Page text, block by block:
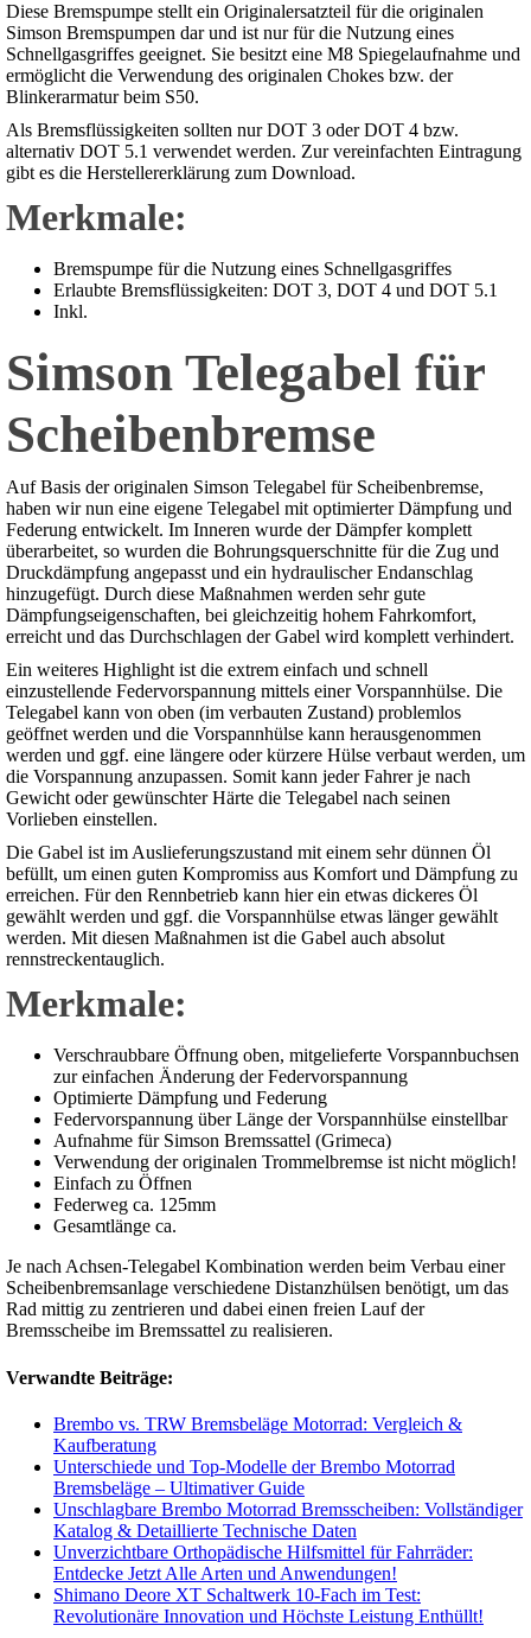
Diese Bremspumpe stellt ein Originalersatzteil für die originalen
Simson Bremspumpen dar und ist nur für die Nutzung eines
Schnellgasgriffes geeignet. Sie besitzt eine M8 Spiegelaufnahme und
ermöglicht die Verwendung des originalen Chokes bzw. der
Blinkerarmatur beim S50.
Als Bremsflüssigkeiten sollten nur DOT 3 oder DOT 4 bzw.
alternativ DOT 5.1 verwendet werden. Zur vereinfachten Eintragung
gibt es die Herstellererklärung zum Download.
Merkmale:
Bremspumpe für die Nutzung eines Schnellgasgriffes
Erlaubte Bremsflüssigkeiten: DOT 3, DOT 4 und DOT 5.1
Inkl.
Simson Telegabel für
Scheibenbremse
Auf Basis der originalen Simson Telegabel für Scheibenbremse,
haben wir nun eine eigene Telegabel mit optimierter Dämpfung und
Federung entwickelt. Im Inneren wurde der Dämpfer komplett
überarbeitet, so wurden die Bohrungsquerschnitte für die Zug und
Druckdämpfung angepasst und ein hydraulischer Endanschlag
hinzugefügt. Durch diese Maßnahmen werden sehr gute
Dämpfungseigenschaften, bei gleichzeitig hohem Fahrkomfort,
erreicht und das Durchschlagen der Gabel wird komplett verhindert.
Ein weiteres Highlight ist die extrem einfach und schnell
einzustellende Federvorspannung mittels einer Vorspannhülse. Die
Telegabel kann von oben (im verbauten Zustand) problemlos
geöffnet werden und die Vorspannhülse kann herausgenommen
werden und ggf. eine längere oder kürzere Hülse verbaut werden, um
die Vorspannung anzupassen. Somit kann jeder Fahrer je nach
Gewicht oder gewünschter Härte die Telegabel nach seinen
Vorlieben einstellen.
Die Gabel ist im Auslieferungszustand mit einem sehr dünnen Öl
befüllt, um einen guten Kompromiss aus Komfort und Dämpfung zu
erreichen. Für den Rennbetrieb kann hier ein etwas dickeres Öl
gewählt werden und ggf. die Vorspannhülse etwas länger gewählt
werden. Mit diesen Maßnahmen ist die Gabel auch absolut
rennstreckentauglich.
Merkmale:
Verschraubbare Öffnung oben, mitgelieferte Vorspannbuchsen
zur einfachen Änderung der Federvorspannung
Optimierte Dämpfung und Federung
Federvorspannung über Länge der Vorspannhülse einstellbar
Aufnahme für Simson Bremssattel (Grimeca)
Verwendung der originalen Trommelbremse ist nicht möglich!
Einfach zu Öffnen
Federweg ca. 125mm
Gesamtlänge ca.
Je nach Achsen-Telegabel Kombination werden beim Verbau einer
Scheibenbremsanlage verschiedene Distanzhülsen benötigt, um das
Rad mittig zu zentrieren und dabei einen freien Lauf der
Bremsscheibe im Bremssattel zu realisieren.
Verwandte Beiträge:
Brembo vs. TRW Bremsbeläge Motorrad: Vergleich &
Kaufberatung
Unterschiede und Top-Modelle der Brembo Motorrad
Bremsbeläge – Ultimativer Guide
Unschlagbare Brembo Motorrad Bremsscheiben: Vollständiger
Katalog & Detaillierte Technische Daten
Unverzichtbare Orthopädische Hilfsmittel für Fahrräder:
Entdecke Jetzt Alle Arten und Anwendungen!
Shimano Deore XT Schaltwerk 10-Fach im Test:
Revolutionäre Innovation und Höchste Leistung Enthüllt!